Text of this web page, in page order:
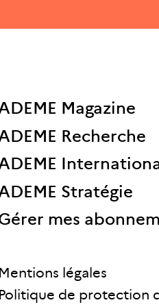
Magazine
Recherche
Stratégie
mes
Mentions légales
Politique de protection